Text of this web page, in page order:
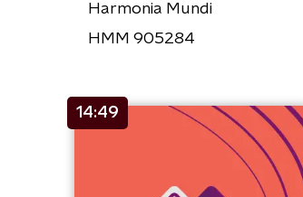
Harmonia Mundi
HMM 905284
14:49